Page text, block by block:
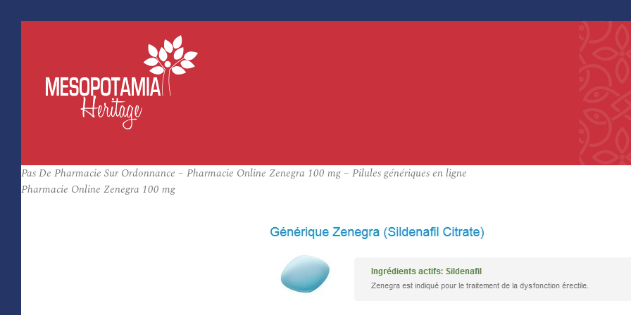
Pas De Pharmacie Sur Ordonnance – Pharmacie Online Zenegra 100 mg – Pilules génériques en ligne
Pharmacie Online Zenegra 100 mg